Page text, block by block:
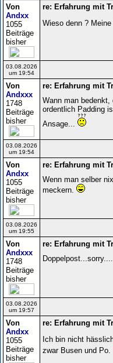
Von
Andxx
1055
Beiträge
bisher
re: Erfahrung mit
Wieso denn ?
03.08.2026
um 19:54
Von
Andxxx
1748
Beiträge
bisher
re: Erfahrung mit
Wann man
ordentlich Padding
Ansage...
03.08.2026
um 19:54
Von
Andxx
1055
Beiträge
bisher
re: Erfahrung mit
Wenn man selber
meckern.
03.08.2026
um 19:55
Von
Andxxx
1748
Beiträge
bisher
re: Erfahrung mit
03.08.2026
um 19:57
Von
Andxx
1055
Beiträge
bisher
re: Erfahrung mit
Ich bin nicht
zwar Busen und Po.